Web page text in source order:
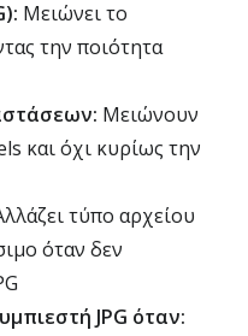
Μειώνει το
την ποιότητα
Μειώνουν
και όχι κυρίως την
τύπο αρχείου
όταν δεν
JPG όταν: